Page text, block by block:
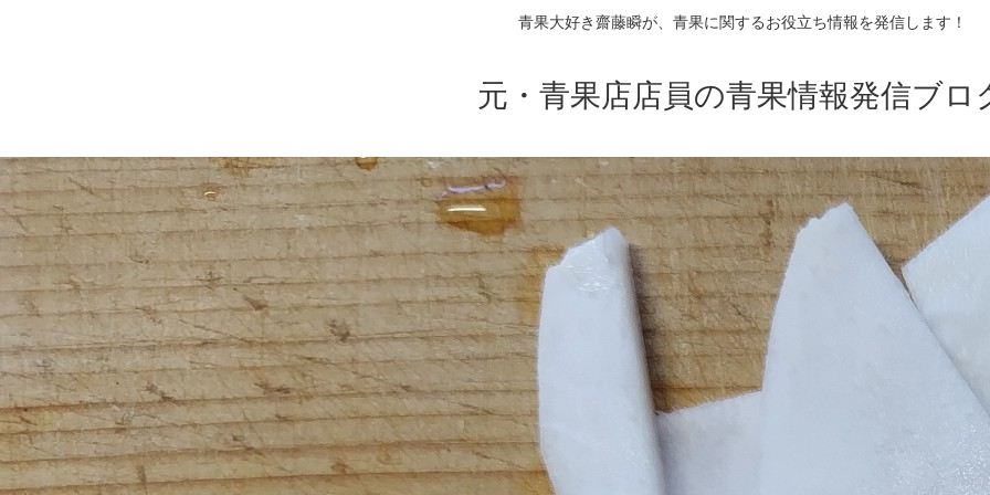
青果大好き齋藤瞬が、青果に関するお役立ち情報を発信します！
元・青果店店員の青果情報発信ブロ